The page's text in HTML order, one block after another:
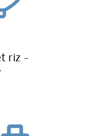
riz -